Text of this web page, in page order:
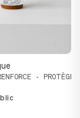
-- PROTÈGE